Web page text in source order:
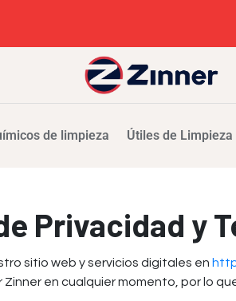
de limpieza Útiles de Limpieza
Privacidad y
sitio web y servicios digitales en
en cualquier momento, por lo